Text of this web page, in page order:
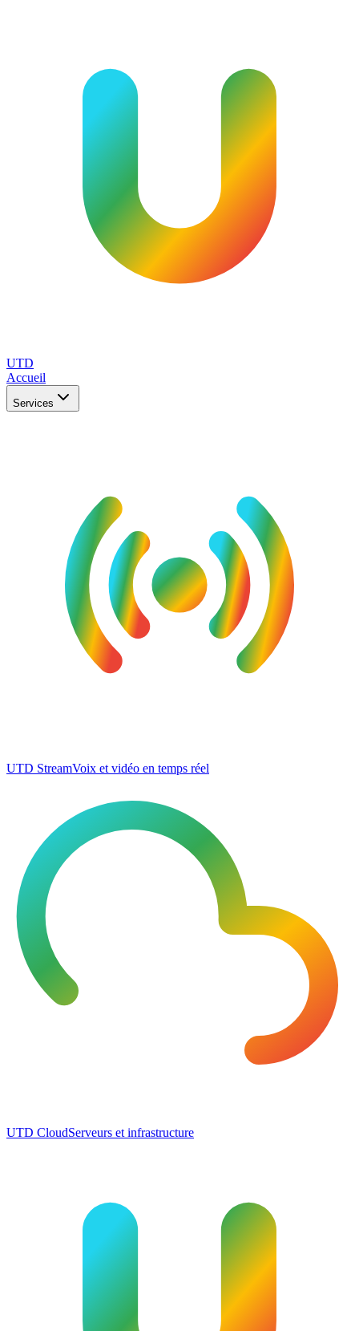
UTD
Accueil
Services
UTD StreamVoix et vidéo en temps réel
UTD CloudServeurs et infrastructure